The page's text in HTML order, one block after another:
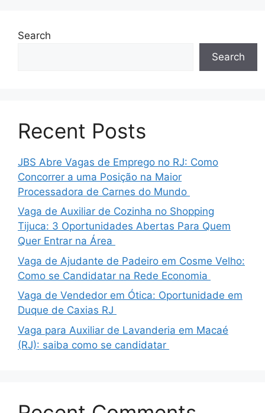
Search
Search
Recent Posts
JBS Abre Vagas de Emprego no RJ: Como
Concorrer a uma Posição na Maior
Processadora de Carnes do Mundo
Vaga de Auxiliar de Cozinha no Shopping
Tijuca: 3 Oportunidades Abertas Para Quem
Quer Entrar na Área
Vaga de Ajudante de Padeiro em Cosme Velho:
Como se Candidatar na Rede Economia
Vaga de Vendedor em Ótica: Oportunidade em
Duque de Caxias RJ
Vaga para Auxiliar de Lavanderia em Macaé
(RJ): saiba como se candidatar